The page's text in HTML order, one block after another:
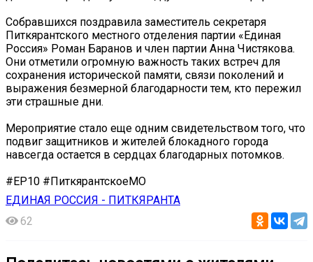
Собравшихся поздравила заместитель секретаря
Питкярантского местного отделения партии «Единая
Россия» Роман Баранов и член партии Анна Чистякова.
Они отметили огромную важность таких встреч для
сохранения исторической памяти, связи поколений и
выражения безмерной благодарности тем, кто пережил
эти страшные дни.
Мероприятие стало еще одним свидетельством того, что
подвиг защитников и жителей блокадного города
навсегда остается в сердцах благодарных потомков.
#ЕР10 #ПиткярантскоеМО
ЕДИНАЯ РОССИЯ - ПИТКЯРАНТА
62